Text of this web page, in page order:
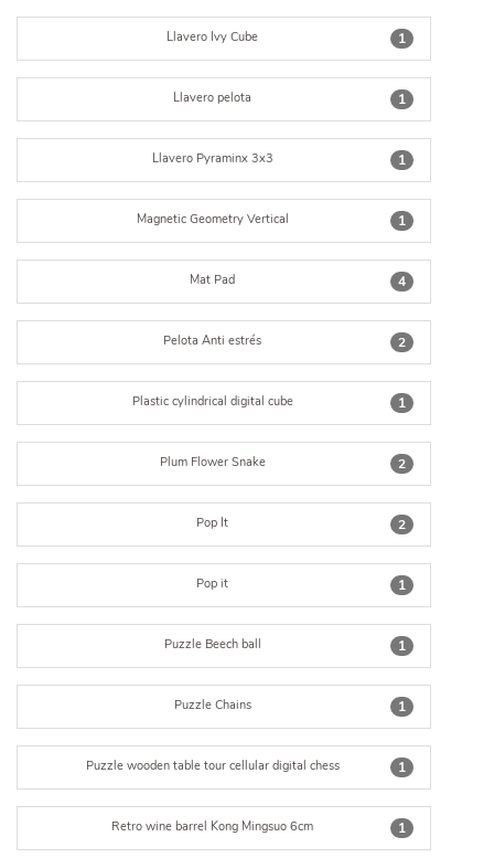
1
Llavero Ivy Cube
1
Llavero pelota
1
Llavero Pyraminx 3x3
1
Magnetic Geometry Vertical
4
Mat Pad
2
Pelota Anti estrés
1
Plastic cylindrical digital cube
2
Plum Flower Snake
2
Pop It
1
Pop it
1
Puzzle Beech ball
1
Puzzle Chains
1
Puzzle wooden table tour cellular digital chess
1
Retro wine barrel Kong Mingsuo 6cm